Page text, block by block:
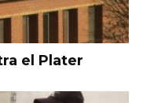
el Plater